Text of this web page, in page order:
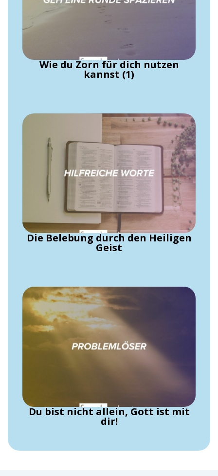
Wie du Zorn für dich nutzen
kannst (1)
Die Belebung durch den Heiligen
Geist
Du bist nicht allein, Gott ist mit
dir!